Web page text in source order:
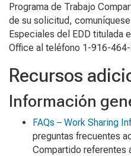
Programa de Trabajo
de su solicitud,
Especiales del EDD titulada
Office al teléfono 1-916-
Recursos
Información
FAQs – Work Sharing
preguntas frecuentes
Compartido referentes